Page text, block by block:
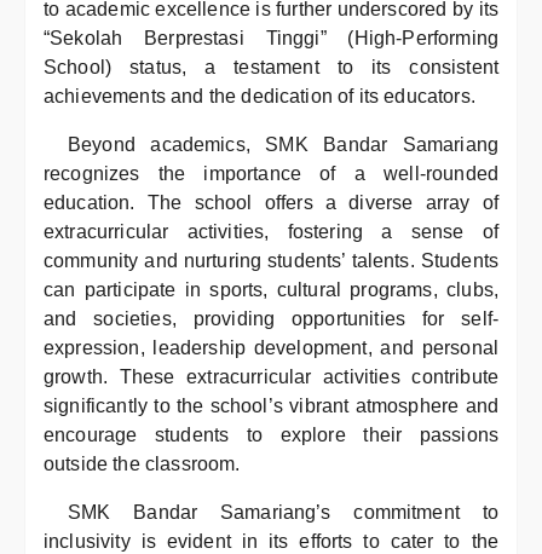
to academic excellence is further underscored by its
“Sekolah Berprestasi Tinggi” (High-Performing
School) status, a testament to its consistent
achievements and the dedication of its educators.
Beyond academics, SMK Bandar Samariang
recognizes the importance of a well-rounded
education. The school offers a diverse array of
extracurricular activities, fostering a sense of
community and nurturing students’ talents. Students
can participate in sports, cultural programs, clubs,
and societies, providing opportunities for self-
expression, leadership development, and personal
growth. These extracurricular activities contribute
significantly to the school’s vibrant atmosphere and
encourage students to explore their passions
outside the classroom.
SMK Bandar Samariang’s commitment to
inclusivity is evident in its efforts to cater to the